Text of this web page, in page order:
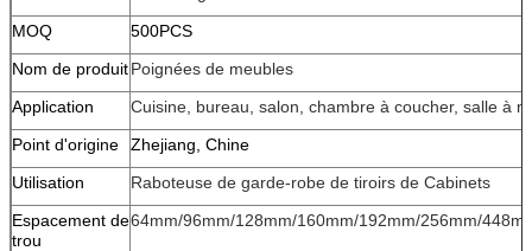
MOQ
500PCS
Nom de produitPoignées de meubles
Application
Cuisine, bureau, salon, chambre à coucher, salle à
Point d'origine
Zhejiang, Chine
Utilisation
Raboteuse de garde-robe de tiroirs de Cabinets
Espacement de
trou
64mm/96mm/128mm/160mm/192mm/256mm/